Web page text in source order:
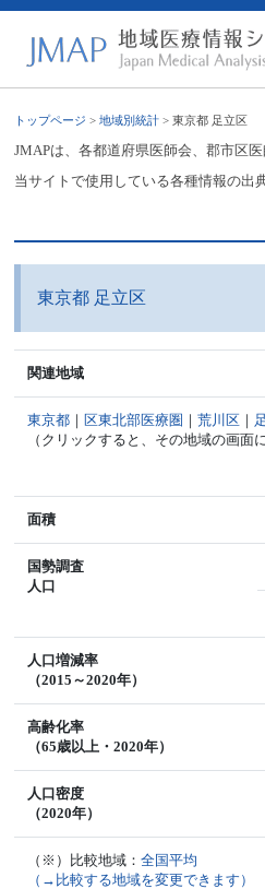
トップページ >地域別統計 > 東京都 足立区
JMAPは、各都道府県医師会、郡市区
当サイトで使用している各種情報の出
東京都 足立区
関連地域
東京都 ｜ 区東北部医療圏 ｜荒川区 ｜
（クリックすると、その地域の画面
面積
国勢調査
人口
人口増減率
（2015～2020年）
高齢化率
（65歳以上・2020年）
人口密度
（2020年）
（※）比較地域：全国平均
（→比較する地域を変更できます）